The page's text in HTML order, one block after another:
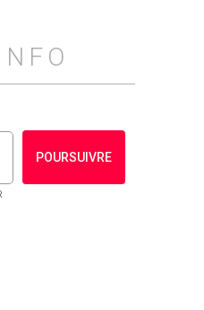
POURSUIVRE